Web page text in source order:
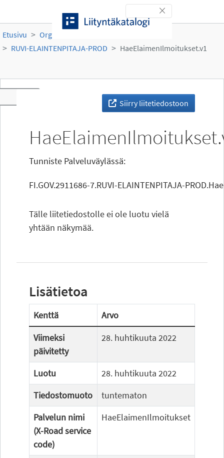
Toggle navigation
Etusivu Organisaatiot
RUVI-ELAINTENPITAJA-PROD
HaeElaimenIlmoitukset.v1
Siirry liitetiedostoon
Tunniste Palveluväylässä:
FI.GOV.2911686-7.RUVI-ELAINTENPITAJA-
Tälle liitetiedostolle ei ole luotu vielä
yhtään näkymää.
Lisätietoa
Kenttä
Arvo
Viimeksi
päivitetty
28. huhtikuuta 2022
Luotu
28. huhtikuuta 2022
Tiedostomuoto
tuntematon
Palvelun nimi
(X-Road service
code)
HaeElaimenIlmoitukset